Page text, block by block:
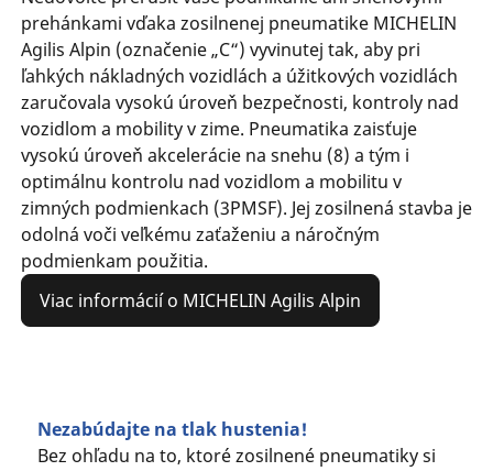
prehánkami vďaka zosilnenej pneumatike MICHELIN
Agilis Alpin (označenie „C“) vyvinutej tak, aby pri
ľahkých nákladných vozidlách a úžitkových vozidlách
zaručovala vysokú úroveň bezpečnosti, kontroly nad
vozidlom a mobility v zime. Pneumatika zaisťuje
vysokú úroveň akcelerácie na snehu (8) a tým i
optimálnu kontrolu nad vozidlom a mobilitu v
zimných podmienkach (3PMSF). Jej zosilnená stavba je
odolná voči veľkému zaťaženiu a náročným
podmienkam použitia.
Viac informácií o MICHELIN Agilis Alpin
Nezabúdajte na tlak hustenia!
Bez ohľadu na to, ktoré zosilnené pneumatiky si